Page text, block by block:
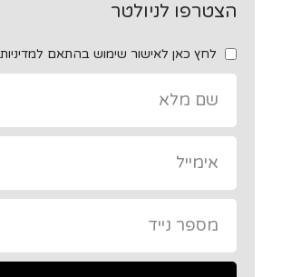
הצטרפו לניולטר
לחץ כאן לאישור שימוש בהתאם